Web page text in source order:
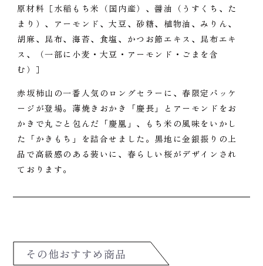
原材料［水稲もち米（国内産）、醤油（うすくち、た
まり）、アーモンド、大豆、砂糖、植物油、みりん、
胡麻、昆布、海苔、食塩、かつお節エキス、昆布エキ
ス、（一部に小麦・大豆・アーモンド・ごまを含
む）］
赤坂柿山の一番人気のロングセラーに、春限定パッケ
ージが登場。薄焼きおかき「慶長」とアーモンドをお
かきで丸ごと包んだ「慶凰」、もち米の風味をいかし
た「かきもち」を詰合せました。黒地に金銀振りの上
品で高級感のある装いに、春らしい桜がデザインされ
ております。
その他おすすめ商品